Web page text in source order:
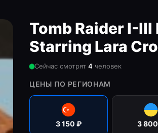
Tomb Raider I-
Starring Lara
Сейчас смотрят 3 человек
ЦЕНЫ ПО РЕГИОНАМ
3 150 ₽ 3 800